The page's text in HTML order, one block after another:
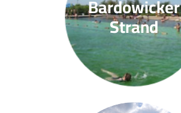
Bardowicker
Strand